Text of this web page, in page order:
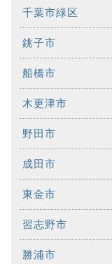
千葉市緑区
銚子市
船橋市
木更津市
野田市
成田市
東金市
習志野市
勝浦市